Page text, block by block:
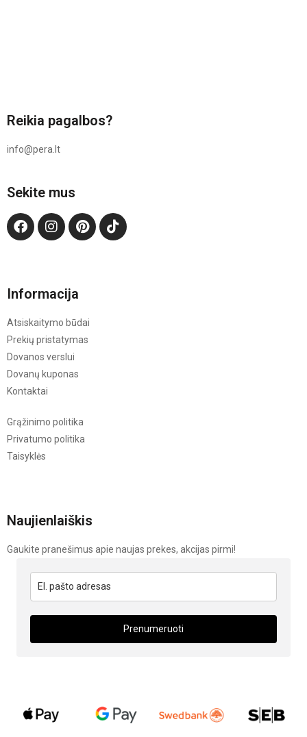
Reikia pagalbos?
info@pera.lt
Sekite mus
Informacija
Atsiskaitymo būdai
Prekių pristatymas
Dovanos verslui
Dovanų kuponas
Kontaktai
Grąžinimo politika
Privatumo politika
Taisyklės
Naujienlaiškis
Gaukite pranešimus apie naujas prekes, akcijas pirmi!
Prenumeruoti